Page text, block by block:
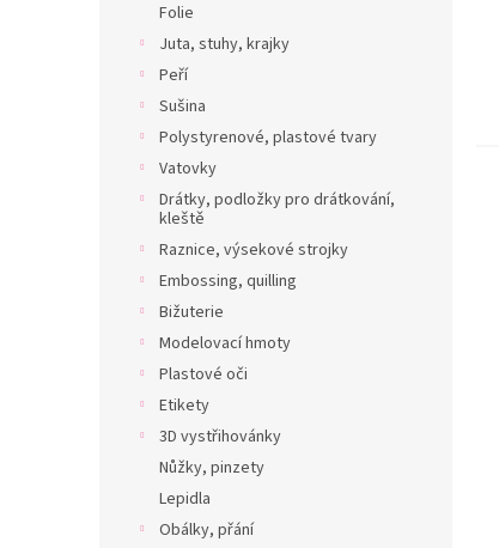
Folie
Juta, stuhy, krajky
Peří
Sušina
Polystyrenové, plastové tvary
Vatovky
Drátky, podložky pro drátkování,
kleště
Raznice, výsekové strojky
Embossing, quilling
Bižuterie
Modelovací hmoty
Plastové oči
Etikety
3D vystřihovánky
Nůžky, pinzety
Lepidla
Obálky, přání